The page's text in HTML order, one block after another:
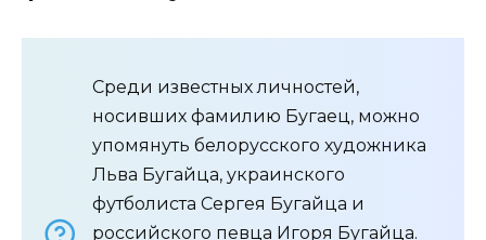
Среди известных личностей,
носивших фамилию Бугаец, можно
упомянуть белорусского художника
Льва Бугайца, украинского
футболиста Сергея Бугайца и
российского певца Игоря Бугайца.